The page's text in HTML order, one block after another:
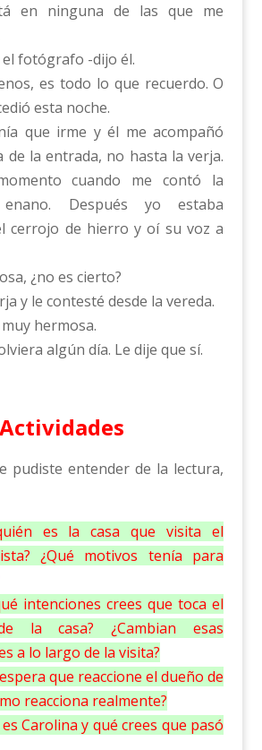
en ninguna de las que me
fotógrafo -dijo él.
es todo lo que recuerdo. O
esta noche.
que irme y él me acompañó
de la entrada, no hasta la verja.
cuando me contó la
Después yo estaba
cerrojo de hierro y oí su voz a
¿no es cierto?
y le contesté desde la vereda.
hermosa.
algún día. Le dije que sí.
Actividades
pudiste entender de la lectura,
es la casa que visita el
¿Qué motivos tenía para
intenciones crees que toca el
la casa? ¿Cambian esas
a lo largo de la visita?
que reaccione el dueño de
reacciona realmente?
Carolina y qué crees que pasó